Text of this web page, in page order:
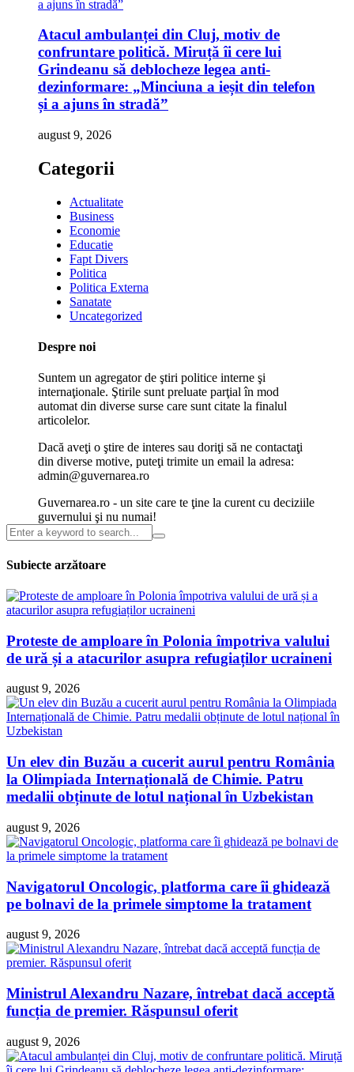
Atacul ambulanței din Cluj, motiv de
confruntare politică. Miruță îi cere lui
Grindeanu să deblocheze legea anti-
dezinformare: „Minciuna a ieșit din telefon
și a ajuns în stradă”
august 9, 2026
Categorii
Actualitate
Business
Economie
Educatie
Fapt Divers
Politica
Politica Externa
Sanatate
Uncategorized
Despre noi
Suntem un agregator de ştiri politice interne şi
internaţionale. Ştirile sunt preluate parţial în mod
automat din diverse surse care sunt citate la finalul
articolelor.
Dacă aveţi o ştire de interes sau doriţi să ne contactaţi
din diverse motive, puteţi trimite un email la adresa:
admin@guvernarea.ro
Guvernarea.ro - un site care te ţine la curent cu deciziile
guvernului şi nu numai!
Subiecte arzătoare
Proteste de amploare în Polonia împotriva valului
de ură și a atacurilor asupra refugiaților ucraineni
august 9, 2026
Un elev din Buzău a cucerit aurul pentru România
la Olimpiada Internațională de Chimie. Patru
medalii obținute de lotul național în Uzbekistan
august 9, 2026
Navigatorul Oncologic, platforma care îi ghidează
pe bolnavi de la primele simptome la tratament
august 9, 2026
Ministrul Alexandru Nazare, întrebat dacă acceptă
funcția de premier. Răspunsul oferit
august 9, 2026